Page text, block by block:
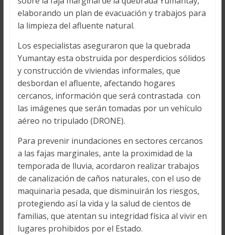
elaborando un plan de evacuación y trabajos para
la limpieza del afluente natural.
Los especialistas aseguraron que la quebrada
Yumantay esta obstruida por desperdicios sólidos
y construcción de viviendas informales, que
desbordan el afluente, afectando hogares
cercanos, información que será contrastada con
las imágenes que serán tomadas por un vehículo
aéreo no tripulado (DRONE).
Para prevenir inundaciones en sectores cercanos
a las fajas marginales, ante la proximidad de la
temporada de lluvia, acordaron realizar trabajos
de canalización de caños naturales, con el uso de
maquinaria pesada, que disminuirán los riesgos,
protegiendo así la vida y la salud de cientos de
familias, que atentan su integridad física al vivir en
lugares prohibidos por el Estado.